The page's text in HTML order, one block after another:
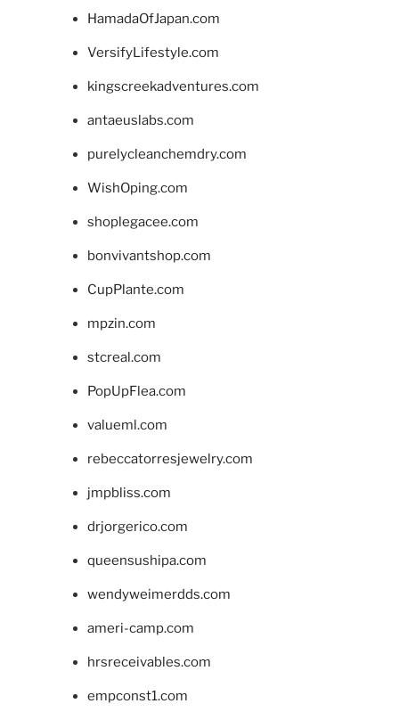
HamadaOfJapan.com
VersifyLifestyle.com
kingscreekadventures.com
antaeuslabs.com
purelycleanchemdry.com
WishOping.com
shoplegacee.com
bonvivantshop.com
CupPlante.com
mpzin.com
stcreal.com
PopUpFlea.com
valueml.com
rebeccatorresjewelry.com
jmpbliss.com
drjorgerico.com
queensushipa.com
wendyweimerdds.com
ameri-camp.com
hrsreceivables.com
empconst1.com